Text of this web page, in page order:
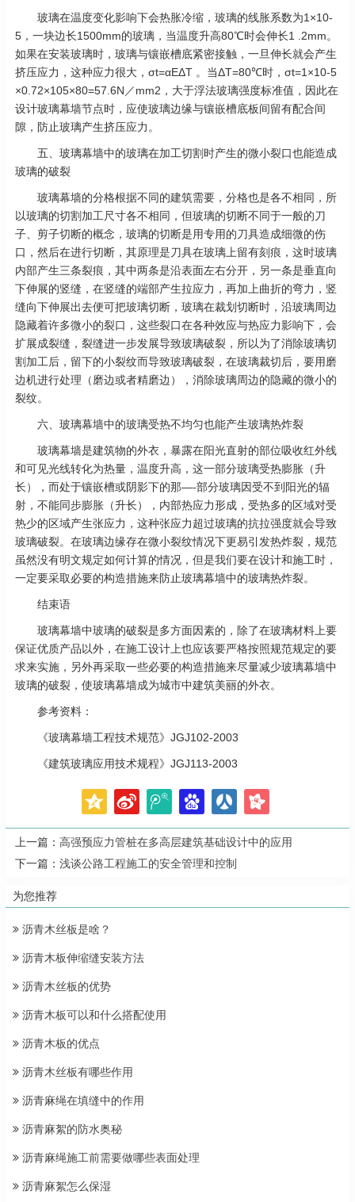
玻璃在温度变化影响下会热胀冷缩，玻璃的线胀系数为1×10-
5，一块边长1500mm的玻璃，当温度升高80℃时会伸长1 .2mm。
如果在安装玻璃时，玻璃与镶嵌槽底紧密接触，一旦伸长就会产生
挤压应力，这种应力很大，σt=αEΔT 。当ΔT=80℃时，σt=1×10-5
×0.72×105×80=57.6N／mm2，大于浮法玻璃强度标准值，因此在
设计玻璃幕墙节点时，应使玻璃边缘与镶嵌槽底板间留有配合间
隙，防止玻璃产生挤压应力。
五、玻璃幕墙中的玻璃在加工切割时产生的微小裂口也能造成
玻璃的破裂
玻璃幕墙的分格根据不同的建筑需要，分格也是各不相同，所
以玻璃的切割加工尺寸各不相同，但玻璃的切断不同于一般的刀
子、剪子切断的概念，玻璃的切断是用专用的刀具造成细微的伤
口，然后在进行切断，其原理是刀具在玻璃上留有刻痕，这时玻璃
内部产生三条裂痕，其中两条是沿表面左右分开，另一条是垂直向
下伸展的竖缝，在竖缝的端部产生拉应力，再加上曲折的弯力，竖
缝向下伸展出去便可把玻璃切断，玻璃在裁划切断时，沿玻璃周边
隐藏着许多微小的裂口，这些裂口在各种效应与热应力影响下，会
扩展成裂缝，裂缝进一步发展导致玻璃破裂，所以为了消除玻璃切
割加工后，留下的小裂纹而导致玻璃破裂，在玻璃裁切后，要用磨
边机进行处理（磨边或者精磨边），消除玻璃周边的隐藏的微小的
裂纹。
六、玻璃幕墙中的玻璃受热不均匀也能产生玻璃热炸裂
玻璃幕墙是建筑物的外衣，暴露在阳光直射的部位吸收红外线
和可见光线转化为热量，温度升高，这一部分玻璃受热膨胀（升
长），而处于镶嵌槽或阴影下的那—-部分玻璃因受不到阳光的辐
射，不能同步膨胀（升长），内部热应力形成，受热多的区域对受
热少的区域产生张应力，这种张应力超过玻璃的抗拉强度就会导致
玻璃破裂。在玻璃边缘存在微小裂纹情况下更易引发热炸裂，规范
虽然没有明文规定如何计算的情况，但是我们要在设计和施工时，
一定要采取必要的构造措施来防止玻璃幕墙中的玻璃热炸裂。
结束语
玻璃幕墙中玻璃的破裂是多方面因素的，除了在玻璃材料上要
保证优质产品以外，在施工设计上也应该要严格按照规范规定的要
求来实施，另外再采取一些必要的构造措施来尽量减少玻璃幕墙中
玻璃的破裂，使玻璃幕墙成为城市中建筑美丽的外衣。
参考资料：
《玻璃幕墙工程技术规范》JGJ102-2003
《建筑玻璃应用技术规程》JGJ113-2003
上一篇： 高强预应力管桩在多高层建筑基础设计中的应用
下一篇： 浅谈公路工程施工的安全管理和控制
为您推荐
沥青木丝板是啥？
沥青木板伸缩缝安装方法
沥青木丝板的优势
沥青木板可以和什么搭配使用
沥青木板的优点
沥青木丝板有哪些作用
沥青麻绳在填缝中的作用
沥青麻絮的防水奥秘
沥青麻绳施工前需要做哪些表面处理
沥青麻絮怎么保湿